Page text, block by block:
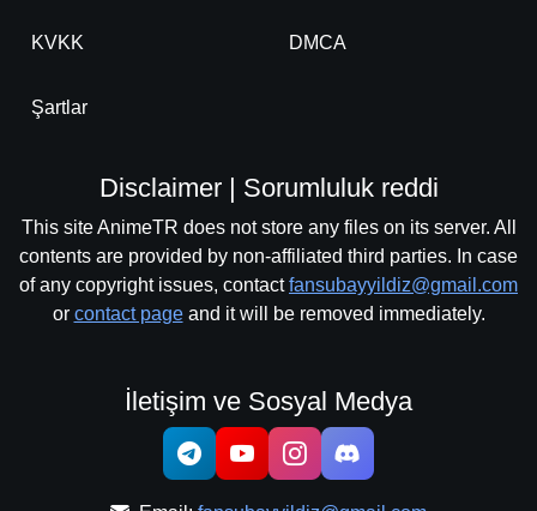
KVKK DMCA
Şartlar
Disclaimer | Sorumluluk reddi
This site AnimeTR does not store any files on its server. All
contents are provided by non-affiliated third parties. In case
of any copyright issues, contactfansubayyildiz@gmail.com
or contact pageand it will be removed immediately.
İletişim ve Sosyal Medya